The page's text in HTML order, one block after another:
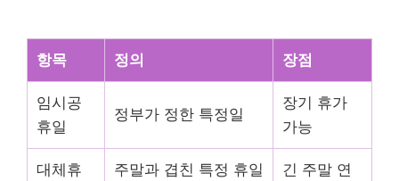
항목 정의 장점
임시공
휴일
정부가 정한 특정일
장기 휴가
가능
대체휴
주말과 겹친 특정 휴일
긴 주말 연